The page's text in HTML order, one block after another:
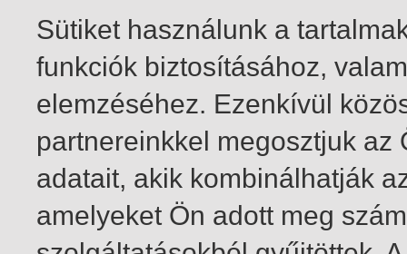
Sütiket használunk a
funkciók biztosításához,
elemzéséhez. Ezenkívül
partnereinkkel megosztjuk
adatait, akik kombinálhatják
amelyeket Ön adott meg